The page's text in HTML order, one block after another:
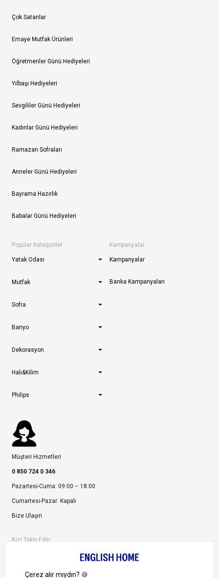
Çok Satanlar
Emaye Mutfak Ürünleri
Öğretmenler Günü Hediyeleri
Yılbaşı Hediyeleri
Sevgililer Günü Hediyeleri
Kadınlar Günü Hediyeleri
Ramazan Sofraları
Anneler Günü Hediyeleri
Bayrama Hazırlık
Babalar Günü Hediyeleri
Popüler Kategoriler
Yatak Odası
Mutfak
Sofra
Banyo
Dekorasyon
Halı&Kilim
Philips
Kampanyalar
Kampanyalar
Banka Kampanyaları
Müşteri Hizmetleri
0 850 724 0 346
Pazartesi-Cuma: 09:00 – 18:00
Cumartesi-Pazar: Kapalı
Bize Ulaşın
Bizi Takip Edin